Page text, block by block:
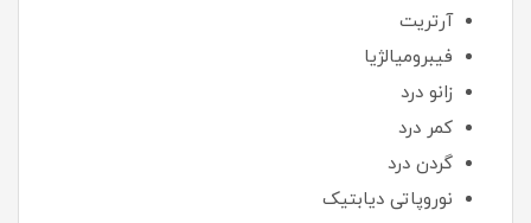
آرتریت
فیبرومیالژیا
زانو درد
کمر درد
گردن درد
نوروپاتی دیابتیک